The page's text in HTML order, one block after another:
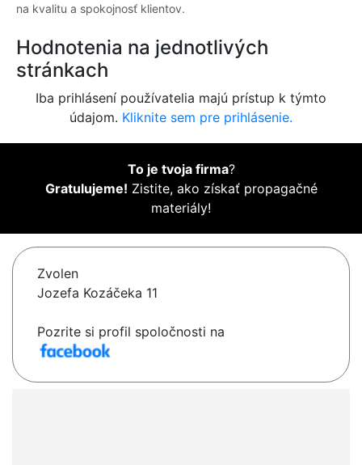
na kvalitu a spokojnosť klientov.
Hodnotenia na jednotlivých
stránkach
Iba prihlásení používatelia majú prístup k týmto
údajom. Kliknite sem pre prihlásenie.
To je tvoja firma?
Gratulujeme! Zistite, ako získať propagačné
materiály!
Zvolen
Jozefa Kozáčeka 11
Pozrite si profil spoločnosti na